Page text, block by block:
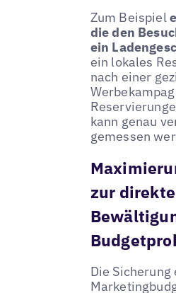
Zum Beispiel
die den
ein
ein lokales
nach einer
kann genau
gemessen
zur
Die Sicherung